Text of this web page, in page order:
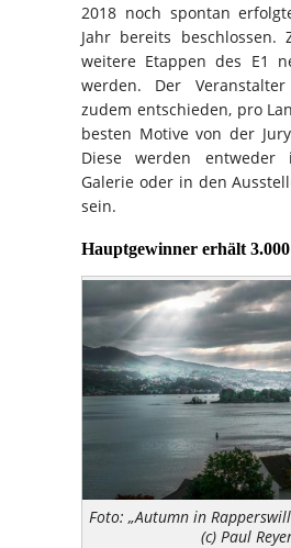
2018 noch spontan
Jahr bereits beschlossen.
weitere Etappen des E1
werden. Der
zudem entschieden, pro
besten Motive von der
Diese werden
Galerie oder in den
sein.
Hauptgewinner erhält
Foto: „Autumn in
(c) Paul